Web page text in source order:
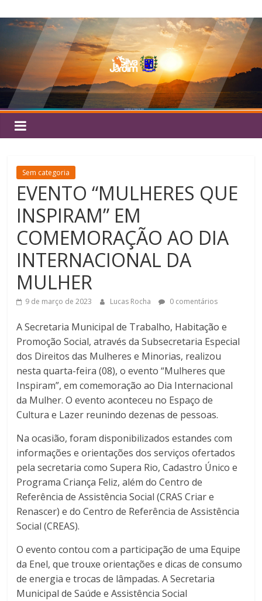
para
conteúdo
Silva
Jardim
Sem categoria
EVENTO “MULHERES QUE
INSPIRAM” EM
COMEMORAÇÃO AO DIA
INTERNACIONAL DA
MULHER
9 de março de 2023 Lucas Rocha 0 comentários
A Secretaria Municipal de Trabalho, Habitação e
Promoção Social, através da Subsecretaria Especial
dos Direitos das Mulheres e Minorias, realizou
nesta quarta-feira (08), o evento “Mulheres que
Inspiram”, em comemoração ao Dia Internacional
da Mulher. O evento aconteceu no Espaço de
Cultura e Lazer reunindo dezenas de pessoas.
Na ocasião, foram disponibilizados estandes com
informações e orientações dos serviços ofertados
pela secretaria como Supera Rio, Cadastro Único e
Programa Criança Feliz, além do Centro de
Referência de Assistência Social (CRAS Criar e
Renascer) e do Centro de Referência de Assistência
Social (CREAS).
O evento contou com a participação de uma Equipe
da Enel, que trouxe orientações e dicas de consumo
de energia e trocas de lâmpadas. A Secretaria
Municipal de Saúde e Assistência Social